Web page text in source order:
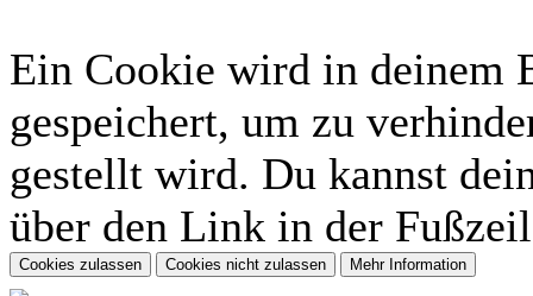
Ein Cookie wird in deinem
gespeichert, um zu
gestellt wird. Du kannst
über den Link in der